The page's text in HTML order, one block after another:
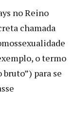
no Reino
chamada
o termo
bruto”) para se